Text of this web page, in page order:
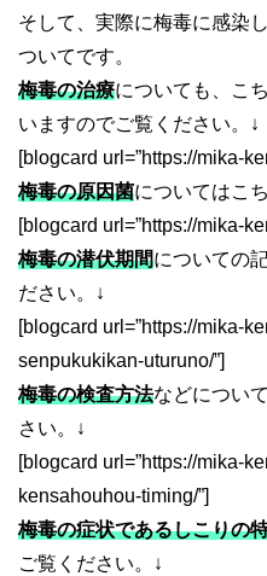
そして、実際に梅毒に感染
ついてです。
梅毒の治療についても、こ
いますのでご覧ください。↓
[blogcard url=”https://mika-
梅毒の原因菌についてはこ
[blogcard url=”https://mika-
梅毒の潜伏期間についての
ださい。↓
[blogcard url=”https://mika-
senpukukikan-uturuno/”]
梅毒の検査方法などについ
さい。↓
[blogcard url=”https://mika-
kensahouhou-timing/”]
梅毒の症状であるしこりの
ご覧ください。↓